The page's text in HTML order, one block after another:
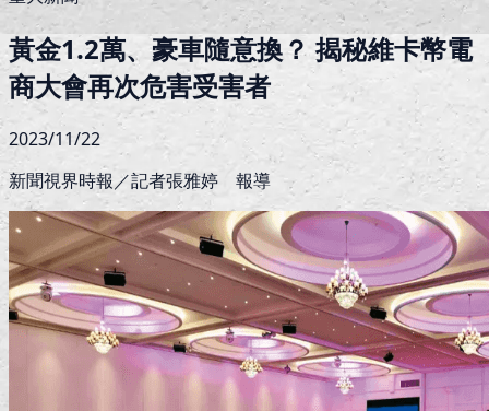
​​黃金1.2萬、豪車隨意換？ 揭秘維卡幣電
商大會再次危害受害者
2023/11/22
新聞視界時報／記者張雅婷 報導